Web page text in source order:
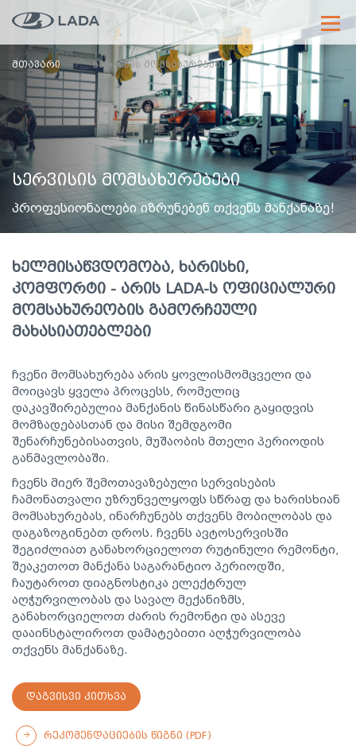
ᲛᲗᲐᲕᲐᲠᲘ ᲡᲔᲠᲕᲘᲡᲘᲡ ᲛᲝᲛᲡᲐᲮᲣᲠᲔᲑᲔᲑᲘ
ᲡᲔᲠᲕᲘᲡᲘᲡ ᲛᲝᲛᲡᲐᲮᲣᲠᲔᲑᲔᲑᲘ
პროფესიონალები იზრუნებენ თქვენს მანქანაზე!
ᲮᲔᲚᲛᲘᲡᲐᲬᲕᲓᲝᲛᲝᲑᲐ, ᲮᲐᲠᲘᲡᲮᲘ,
ᲙᲝᲛᲤᲝᲠᲢᲘ - ᲐᲠᲘᲡ LADA-Ს ᲝᲤᲘᲪᲘᲐᲚᲣᲠᲘ
ᲛᲝᲛᲡᲐᲮᲣᲠᲔᲝᲑᲘᲡ ᲒᲐᲛᲝᲠᲩᲔᲣᲚᲘ
ᲛᲐᲮᲐᲡᲘᲐᲗᲔᲑᲚᲔᲑᲘ
ჩვენი მომსახურება არის ყოვლისმომცველი და
მოიცავს ყველა პროცესს, რომელიც
დაკავშირებულია მანქანის წინასწარი გაყიდვის
მომზადებასთან და მისი შემდგომი
შენარჩუნებისათვის, მუშაობის მთელი პერიოდის
განმავლობაში.
ჩვენს მიერ შემოთავაზებული სერვისების
ჩამონათვალი უზრუნველყოფს სწრაფ და ხარისხიან
მომსახურებას, ინარჩუნებს თქვენს მობილობას და
დაგაზოგინებთ დროს. ჩვენს ავტოსერვისში
შეგიძლიათ განახორციელოთ რუტინული რემონტი,
შეაკეთოთ მანქანა საგარანტიო პერიოდში,
ჩაუტაროთ დიაგნოსტიკა ელექტრულ
აღჭურვილობას და სავალ მექანიზმს,
განახორციელოთ ძარის რემონტი და ასევე
დააინსტალიროთ დამატებითი აღჭურვილობა
თქვენს მანქანაზე.
ᲓᲐᲒᲕᲘᲡᲕᲘ ᲙᲘᲗᲮᲕᲐ
ᲠᲔᲙᲝᲛᲔᲜᲓᲐᲪᲘᲔᲑᲘᲡ ᲬᲘᲒᲜᲘ (PDF)